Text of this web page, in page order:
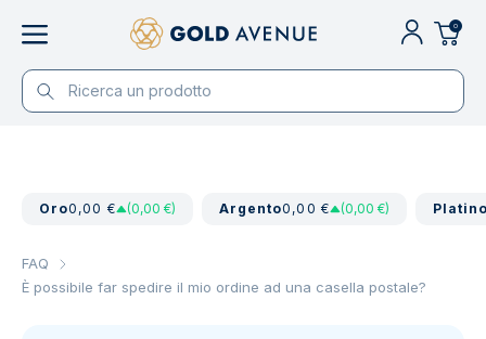
0
Oro0,00 € (0,00 €) Argento0,00 € (0,00 €)
FAQ
È possibile far spedire il mio ordine ad una casella postale?